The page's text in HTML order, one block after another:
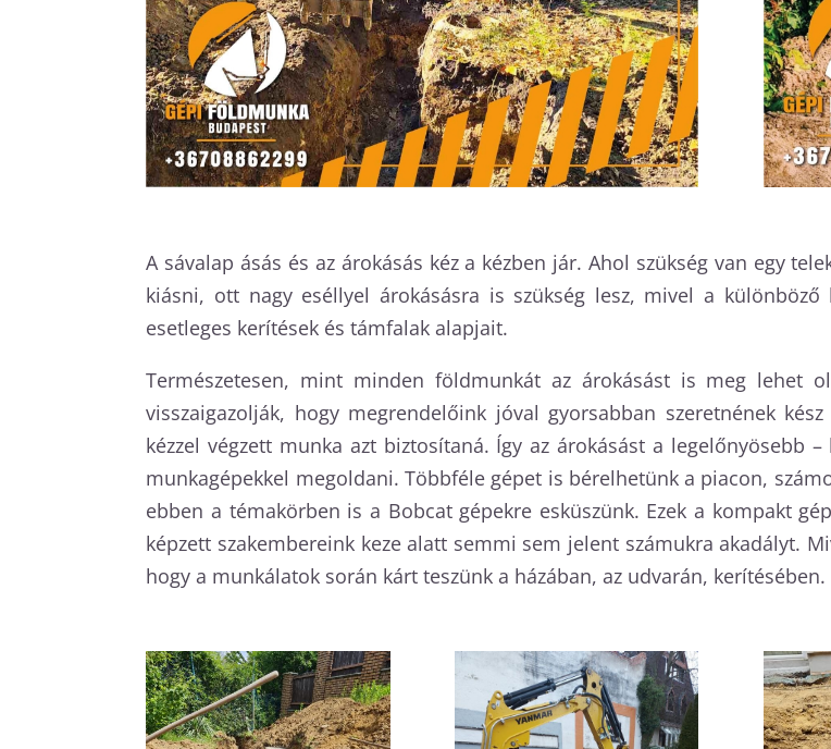
A sávalap ásás és az árokásás kéz a kézben jár. Ahol szükség van egy
kiásni, ott nagy eséllyel árokásásra is szükség lesz, mivel a
esetleges kerítések és támfalak alapjait.
Természetesen, mint minden földmunkát az árokásást is meg lehet
visszaigazolják, hogy megrendelőink jóval gyorsabban szeretnének
kézzel végzett munka azt biztosítaná. Így az árokásást a legelőnyösebb
munkagépekkel megoldani. Többféle gépet is bérelhetünk a piacon,
ebben a témakörben is a Bobcat gépekre esküszünk. Ezek a kompakt
képzett szakembereink keze alatt semmi sem jelent számukra akadályt.
hogy a munkálatok során kárt teszünk a házában, az udvarán, kerítésében.